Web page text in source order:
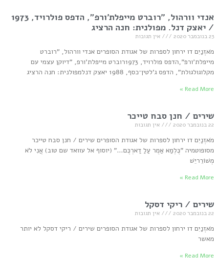
אנדי וורהול, "רוברט מייפלת'ורפ", הדפס פולרויד, 1973
/ יאצק דנל. מפולנית: חנה הרציג
23 בנובמבר 2020 אין תגובות
מֹאזְנַיִם דו ירחון לספרות של אגודת הסופרים אנדי וורהול, "רוברט
מייפלת'ורפ",הדפס פולרויד, 1973רוברט מייפלת'ורפ, "דיוקן עצמי עם
מקלוגולגולת", הדפס ג'לטין־כסף, 1988 יאצק דנלמפולנית: חנה הרציג
Read More »
שירים / חנן סבח טייכר
22 בנובמבר 2020 אין תגובות
מֹאזְנַיִם דו ירחון לספרות של אגודת הסופרים שירים / חנן סבח טייכר
מסופוטמיה "כֻּלְמַא אַמֻר עַלַ דַארְכֻּם…" (יוסוף אל עוואד שם טוב) אֲנִי לֹא
מְשׁוֹרֵריֵשׁ
Read More »
שירים / ריקי דסקל
22 בנובמבר 2020 אין תגובות
מֹאזְנַיִם דו ירחון לספרות של אגודת הסופרים שירים / ריקי דסקל לא יותר
מאשר
Read More »